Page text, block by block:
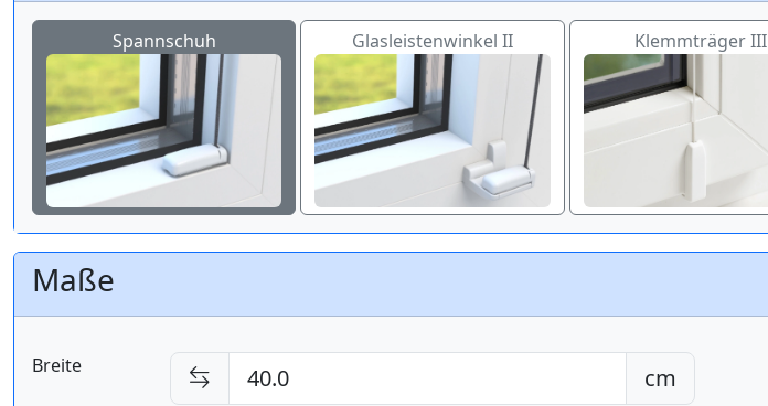
Spannschuh Glasleistenwinkel II Klemmträger III
Maße
Breite cm